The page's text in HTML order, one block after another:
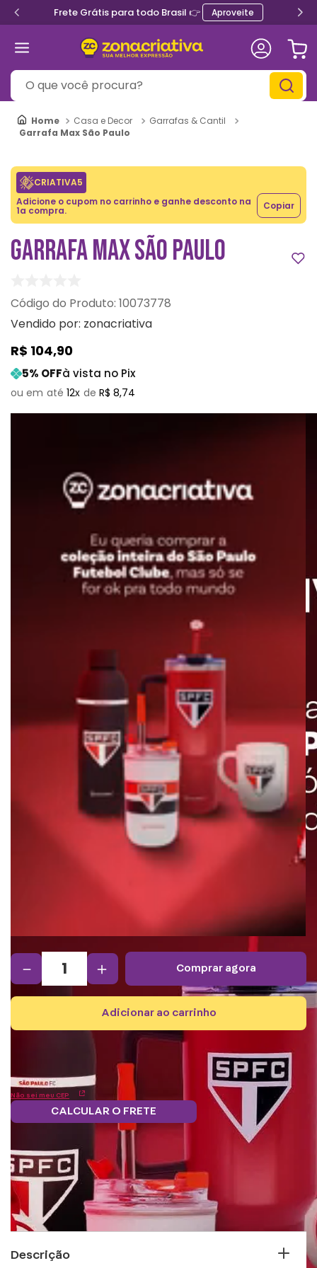
Frete Grátis para todo Brasil 👉 Aproveite
O que você procura?
Casa e Decor
Garrafas & Cantil
Garrafa Max São Paulo
CRIATIVA5
Adicione o cupom no carrinho e ganhe desconto na
1a compra. Copiar
GARRAFA MAX SÃO PAULO
: 10073778
Vendido por: zonacriativa
R$ 104,90
5% OFFà vista no Pix
12 R$ 8,74
＋
－ comprar agora
adicionar ao carrinho
Não sei meu CEP
CALCULAR O FRETE
Frete grátis.
Saiba mais
5% OFF no boleto
e PIX!
Parcele em 12x
s/juros
pontos por
Descrição